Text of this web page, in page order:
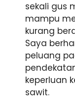
sekali gus
mampu
kurang
Saya
peluang
keperluan
sawit.